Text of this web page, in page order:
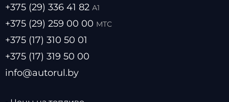
+375 (29) 336 41 82 А1
+375 (29) 259 00 00 МТС
+375 (17) 310 50 01
+375 (17) 319 50 00
info@autorul.by